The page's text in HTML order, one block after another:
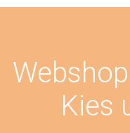
Kies